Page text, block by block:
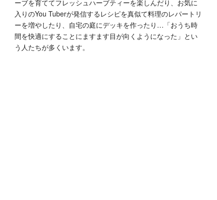
ーブを育ててフレッシュハーブティーを楽しんだり、お気に
入りのYou Tuberが発信するレシピを真似て料理のレパートリ
ーを増やしたり、自宅の庭にデッキを作ったり…「おうち時
間を快適にすることにますます目が向くようになった」とい
う人たちが多くいます。